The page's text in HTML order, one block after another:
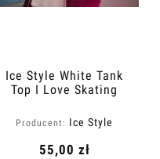
Ice Style White Tank
Top I Love Skating
Producent: Ice Style
55,00 zł